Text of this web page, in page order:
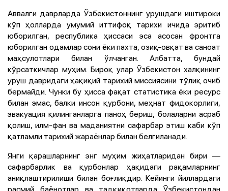
Аввалги даврларда Ўзбекистоннинг урушдаги иштироки
кўп ҳолларда умумий иттифоқ тарихи ичида эритиб
юборилган, республика ҳиссаси эса асосан фронтга
юборилган одамлар сони ёки пахта, озиқ-овқат ва саноат
маҳсулотлари билан ўлчанган. Албатта, бундай
кўрсаткичлар муҳим. Бироқ улар Ўзбекистон халқининг
уруш давридаги ҳақиқий тарихий миссиясини тўлиқ очиб
бермайди. Чунки бу ҳисса фақат статистика ёки ресурс
билан эмас, балки инсон қурбони, меҳнат фидокорлиги,
эвакуация қилинганларга паноҳ бериш, болаларни асраб
қолиш, илм-фан ва маданиятни сафарбар этиш каби кўп
қатламли тарихий жараёнлар билан белгиланади.
Янги қарашларнинг энг муҳим жиҳатларидан бири —
сафарбарлик ва қурбонлар ҳақидаги рақамларнинг
аниқлаштирилиши билан боғлиқдир. Кейинги йиллардаги